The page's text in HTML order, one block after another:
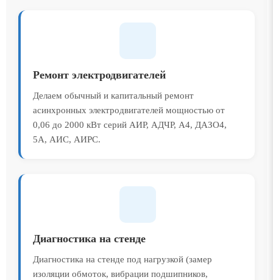
Ремонт электродвигателей
Делаем обычный и капитальный ремонт
асинхронных электродвигателей мощностью от
0,06 до 2000 кВт серий АИР, АДЧР, А4, ДАЗО4,
5А, АИС, АИРС.
Диагностика на стенде
Диагностика на стенде под нагрузкой (замер
изоляции обмоток, вибрации подшипников,